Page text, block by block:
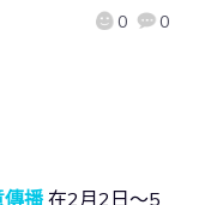
0 0
播 在2月2日～5